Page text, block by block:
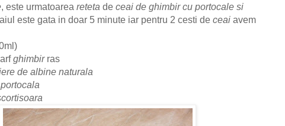
, este urmatoarea reteta de ceai de ghimbir cu portocale si
este gata in doar 5 minute iar pentru 2 cesti de ceai avem
ghimbirras
de albine naturala
portocala